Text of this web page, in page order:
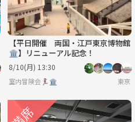
【平日開催 両国・江戸東京博物館
🏛️】リニューアル記念！
8/10(月) 13:30
室内冒険会🏃‍♀️🏛 東京